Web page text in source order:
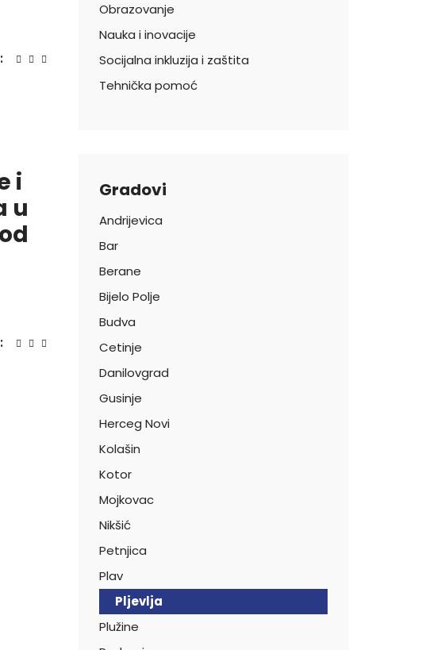
i
u
Obrazovanje
Nauka i inovacije
Socijalna inkluzija i zaštita
Tehnička pomoć
Gradovi
Andrijevica
Bar
Berane
Bijelo Polje
Budva
Cetinje
Danilovgrad
Gusinje
Herceg Novi
Kolašin
Kotor
Mojkovac
Nikšić
Petnjica
Plav
Pljevlja
Plužine